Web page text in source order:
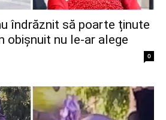
îndrăznit să poarte ținute
obișnuit nu le-ar alege
0